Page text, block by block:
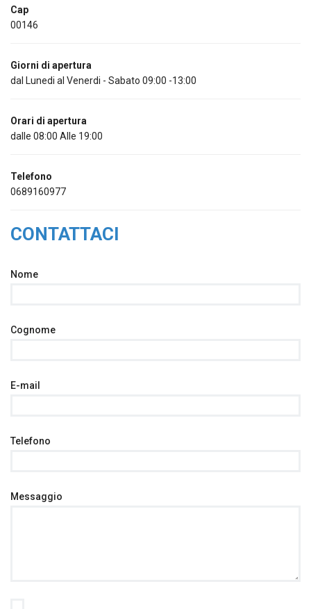
Cap
00146
Giorni di apertura
dal Lunedi al Venerdi - Sabato 09:00 -13:00
Orari di apertura
dalle 08:00 Alle 19:00
Telefono
0689160977
CONTATTACI
Nome
Cognome
E-mail
Telefono
Messaggio